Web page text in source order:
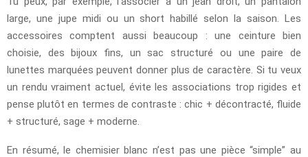
large, une jupe midi ou un short habillé selon la saison. Les
accessoires comptent aussi beaucoup : une ceinture bien
choisie, des bijoux fins, un sac structuré ou une paire de
lunettes marquées peuvent donner plus de caractère. Si tu veux
un rendu vraiment actuel, évite les associations trop rigides et
pense plutôt en termes de contraste : chic + décontracté, fluide
+ structuré, sage + moderne.
En résumé, le chemisier blanc n’est pas une pièce “simple” au